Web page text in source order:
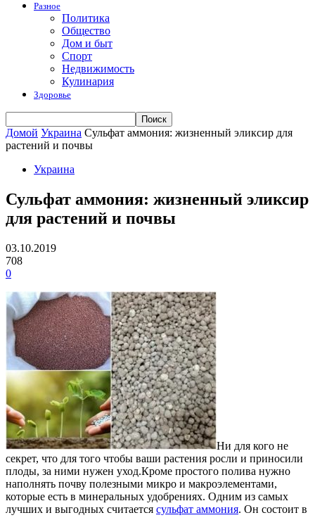
Разное
Политика
Общество
Дом и быт
Спорт
Недвижимость
Кулинария
Здоровье
Домой Украина Сульфат аммония: жизненный эликсир для
растений и почвы
Украина
Сульфат аммония: жизненный эликсир
для растений и почвы
03.10.2019
708
0
Ни для кого не
секрет, что для того чтобы ваши растения росли и приносили
плоды, за ними нужен уход.Кроме простого полива нужно
наполнять почву полезными микро и макроэлементами,
которые есть в минеральных удобрениях. Одним из самых
лучших и выгодных считается сульфат аммония. Он состоит в